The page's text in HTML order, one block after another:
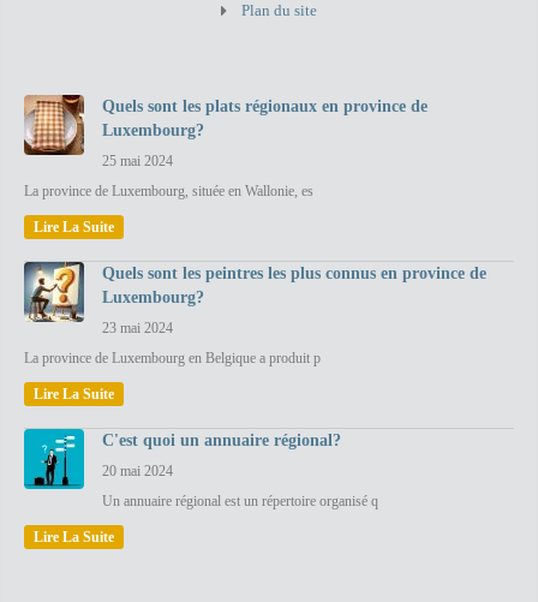
Plan du site
Quels sont les plats régionaux en province de
Luxembourg?
25 mai 2024
La province de Luxembourg, située en Wallonie, es
Lire La Suite
Quels sont les peintres les plus connus en province de
Luxembourg?
23 mai 2024
La province de Luxembourg en Belgique a produit p
Lire La Suite
C'est quoi un annuaire régional?
20 mai 2024
Un annuaire régional est un répertoire organisé q
Lire La Suite